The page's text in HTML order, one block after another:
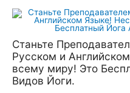
Перейти
Станьте
Русском и
всему миру! Это
Видов Йоги.